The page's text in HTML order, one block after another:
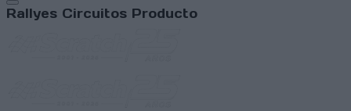
Abrir menú
Rallyes Circuitos Producto